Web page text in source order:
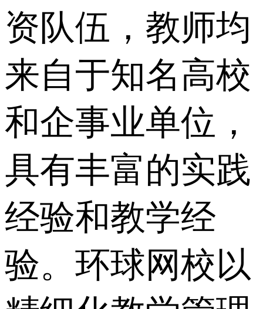
资队伍，教师均
来自于知名高校
和企事业单位，
具有丰富的实践
经验和教学经
验。环球网校以